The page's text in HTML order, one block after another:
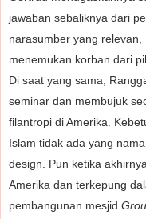
jawaban sebaliknya dari
narasumber yang
menemukan korban dari
Di saat yang sama,
seminar dan membujuk
filantropi di Amerika.
Islam tidak ada yang
design. Pun ketika
Amerika dan terkepung
pembangunan mesjid